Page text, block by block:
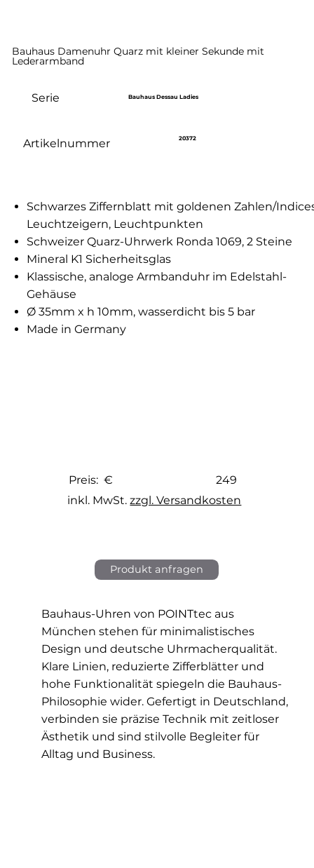
Bauhaus Damenuhr Quarz mit kleiner Sekunde mit
Lederarmband
Serie Bauhaus Dessau Ladies
Artikelnummer 20372
Schwarzes Ziffernblatt mit goldenen Zahlen/
Leuchtzeigern, Leuchtpunkten
Schweizer Quarz-Uhrwerk Ronda 1069, 2 Steine
Mineral K1 Sicherheitsglas
Klassische, analoge Armbanduhr im Edelstahl-
Gehäuse
Ø 35mm x h 10mm, wasserdicht bis 5 bar
Made in Germany
Preis: €
249
inkl. MwSt.zzgl. Versandkosten
Produkt anfragen
Bauhaus-Uhren von POINTtec aus
München stehen für minimalistisches
Design und deutsche Uhrmacherqualität.
Klare Linien, reduzierte Zifferblätter und
hohe Funktionalität spiegeln die Bauhaus-
Philosophie wider. Gefertigt in Deutschland,
verbinden sie präzise Technik mit zeitloser
Ästhetik und sind stilvolle Begleiter für
Alltag und Business.